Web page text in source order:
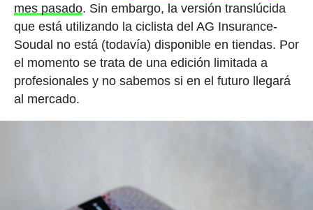
mes pasado. Sin embargo, la versión translúcida
que está utilizando la ciclista del AG Insurance-
Soudal no está (todavía) disponible en tiendas. Por
el momento se trata de una edición limitada a
profesionales y no sabemos si en el futuro llegará
al mercado.